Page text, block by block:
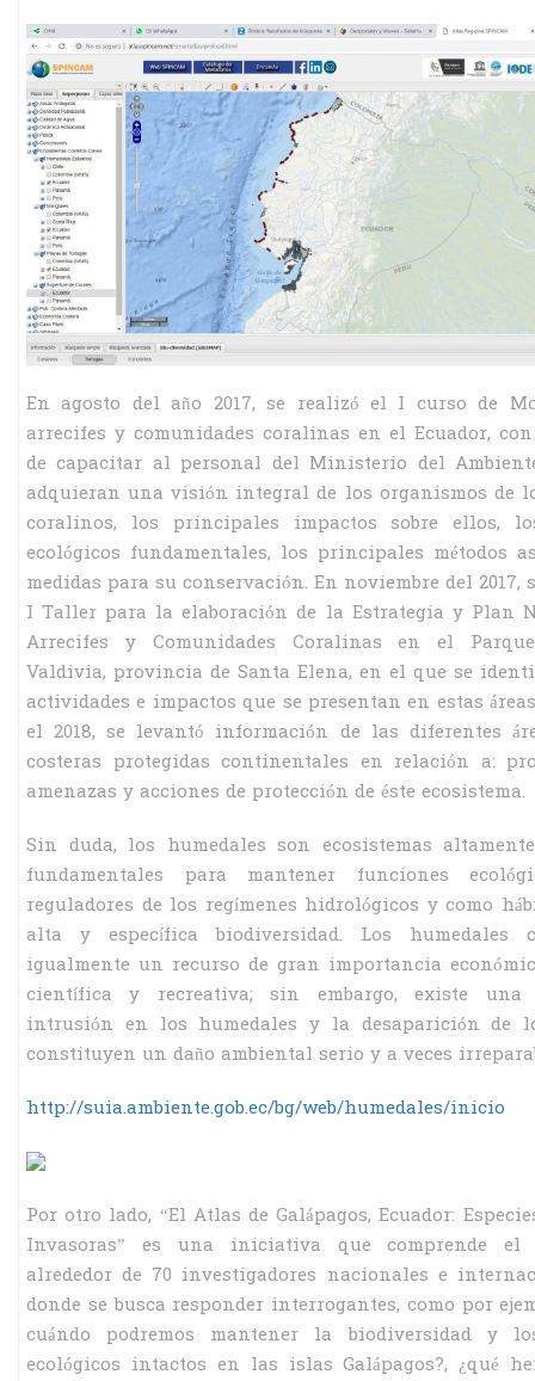
En agosto del año 2017, se realizó el I curso de
arrecifes y comunidades coralinas en el Ecuador,
de capacitar al personal del Ministerio del
adquieran una visión integral de los organismos de
coralinos, los principales impactos sobre ellos,
ecológicos fundamentales, los principales métodos
medidas para su conservación. En noviembre del 2017,
I Taller para la elaboración de la Estrategia y Plan
Arrecifes y Comunidades Coralinas en el
Valdivia, provincia de Santa Elena, en el que se
actividades e impactos que se presentan en estas
el 2018, se levantó información de las diferentes
costeras protegidas continentales en relación a:
amenazas y acciones de protección de éste ecosistema.
Sin duda, los humedales son ecosistemas
fundamentales para mantener funciones
reguladores de los regímenes hidrológicos y como
alta y específica biodiversidad. Los humedales
igualmente un recurso de gran importancia
científica y recreativa; sin embargo, existe una
intrusión en los humedales y la desaparición de
constituyen un daño ambiental serio y a veces
http://suia.ambiente.gob.ec/bg/web/humedales/inicio
Por otro lado, “El Atlas de Galápagos, Ecuador:
Invasoras” es una iniciativa que comprende el
alrededor de 70 investigadores nacionales e
donde se busca responder interrogantes, como por
cuándo podremos mantener la biodiversidad y
ecológicos intactos en las islas Galápagos?, ¿qué